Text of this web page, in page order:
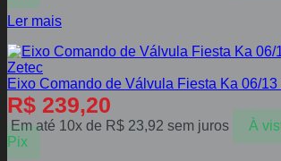
Ler mais
Eixo Comando de Válvula Fiesta Ka 06/
R$ 239,20
Em até 10x de R$ 23,92 sem juros À
Pix